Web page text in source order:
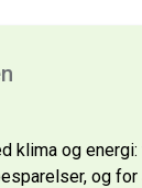
klima og
og